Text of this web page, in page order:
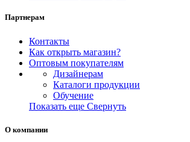
Партнерам
Контакты
Как открыть магазин?
Оптовым покупателям
Дизайнерам
Каталоги продукции
Обучение
Показать еще Свернуть
О компании